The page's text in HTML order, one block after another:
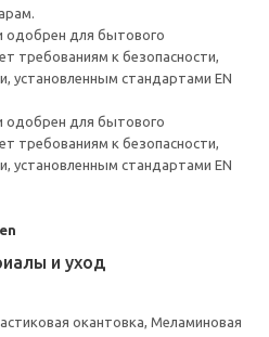
одобрен для бытового
требованиям к безопасности,
установленным стандартами EN
одобрен для бытового
требованиям к безопасности,
установленным стандартами EN
и уход
окантовка, Меламиновая